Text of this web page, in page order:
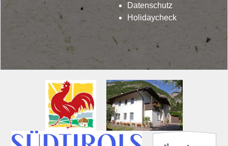
Datenschutz
Holidaycheck
Lindenhof